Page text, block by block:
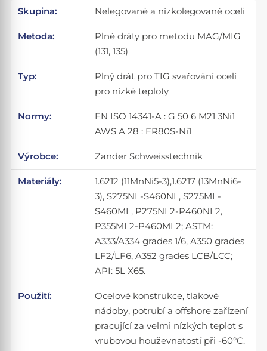
Skupina: Nelegované a nízkolegované oceli
Metoda:
Plné dráty pro metodu MAG/MIG
(131, 135)
Typ:
Plný drát pro TIG svařování ocelí
pro nízké teploty
Normy:
EN ISO 14341-A : G 50 6 M21 3Ni1
AWS A 28 : ER80S-Ni1
Výrobce: Zander Schweisstechnik
Materiály:
1.6212 (11MnNi5-3),1.6217 (13MnNi6-
3), S275NL-S460NL, S275ML-
S460ML, P275NL2-P460NL2,
P355ML2-P460ML2; ASTM:
A333/A334 grades 1/6, A350 grades
LF2/LF6, A352 grades LCB/LCC;
API: 5L X65.
Použití:
Ocelové konstrukce, tlakové
nádoby, potrubí a offshore zařízení
pracující za velmi nízkých teplot s
vrubovou houževnatostí při -60°C.